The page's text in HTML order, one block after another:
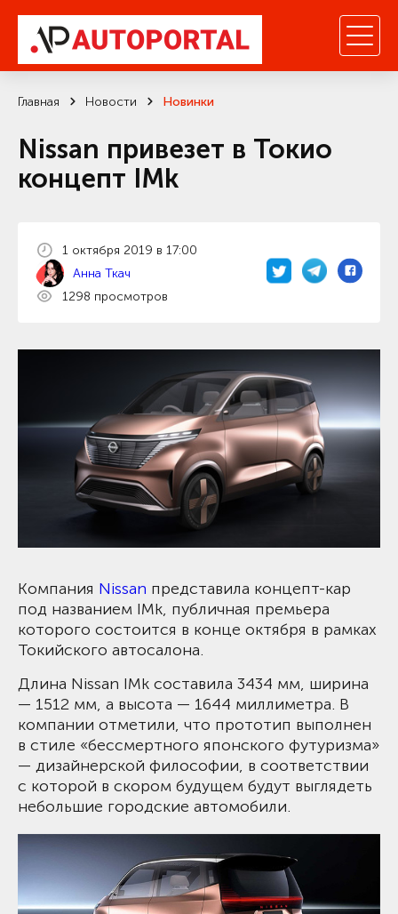
Главная Новости Новинки
Nissan привезет в Токио
концепт IMk
1 октября 2019 в 17:00
Анна Ткач
1298 просмотров
Компания Nissan представила концепт-кар
под названием IMk, публичная премьера
которого состоится в конце октября в рамках
Токийского автосалона.
Длина Nissan IMk составила 3434 мм, ширина
— 1512 мм, а высота — 1644 миллиметра. В
компании отметили, что прототип выполнен
в стиле «бессмертного японского футуризма»
— дизайнерской философии, в соответствии
с которой в скором будущем будут выглядеть
небольшие городские автомобили.